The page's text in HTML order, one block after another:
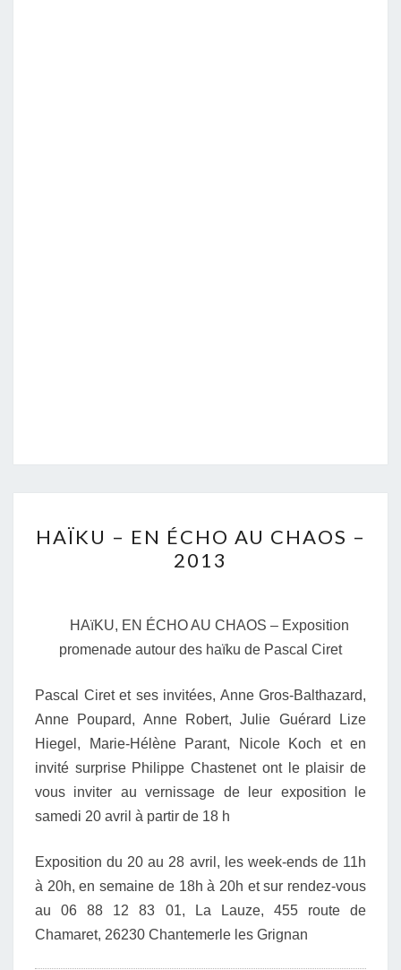
–
EN
2013
HAÏKU – EN ÉCHO AU CHAOS –
2013
HAïKU, EN ÉCHO AU CHAOS – Exposition
promenade autour des haïku de Pascal Ciret
Pascal Ciret et ses invitées, Anne Gros-Balthazard,
Anne Poupard, Anne Robert, Julie Guérard Lize
Hiegel, Marie-Hélène Parant, Nicole Koch et en
invité surprise Philippe Chastenet ont le plaisir de
vous inviter au vernissage de leur exposition le
samedi 20 avril à partir de 18 h
Exposition du 20 au 28 avril, les week-ends de 11h
à 20h,en semaine de 18h à 20h et sur rendez-vous
au 06 88 12 83 01,
La Lauze, 455 route de
Chamaret, 26230 Chantemerle les Grignan